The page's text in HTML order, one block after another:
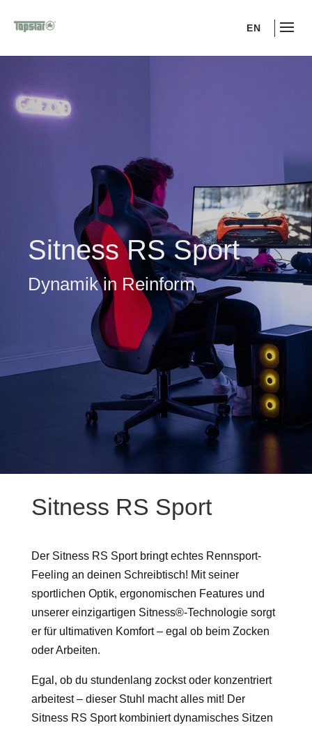
EN
Sitness RS Sport
Dynamik in Reinform
Sitness RS Sport
Der Sitness RS Sport bringt echtes Rennsport-
Feeling an deinen Schreibtisch! Mit seiner
sportlichen Optik, ergonomischen Features und
unserer einzigartigen Sitness®-Technologie sorgt
er für ultimativen Komfort – egal ob beim Zocken
oder Arbeiten.
Egal, ob du stundenlang zockst oder konzentriert
arbeitest – dieser Stuhl macht alles mit! Der
Sitness RS Sport kombiniert dynamisches Sitzen